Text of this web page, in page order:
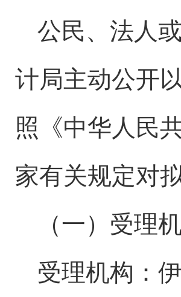
公民、法人
计局主动公开
照《中华人民
家有关规定对
（一）受理
受理机构：